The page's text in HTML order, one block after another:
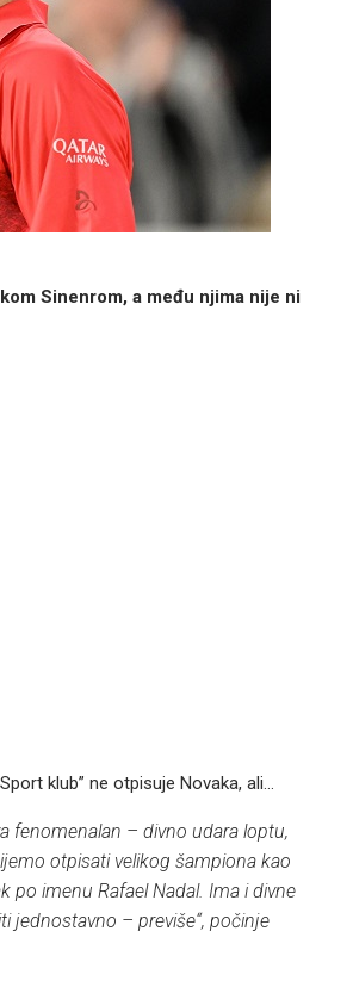
Sinenrom, a među njima nije ni
klub” ne otpisuje Novaka, ali…
fenomenalan – divno udara loptu,
otpisati velikog šampiona kao
po imenu Rafael Nadal. Ima i divne
jednostavno – previše“, počinje